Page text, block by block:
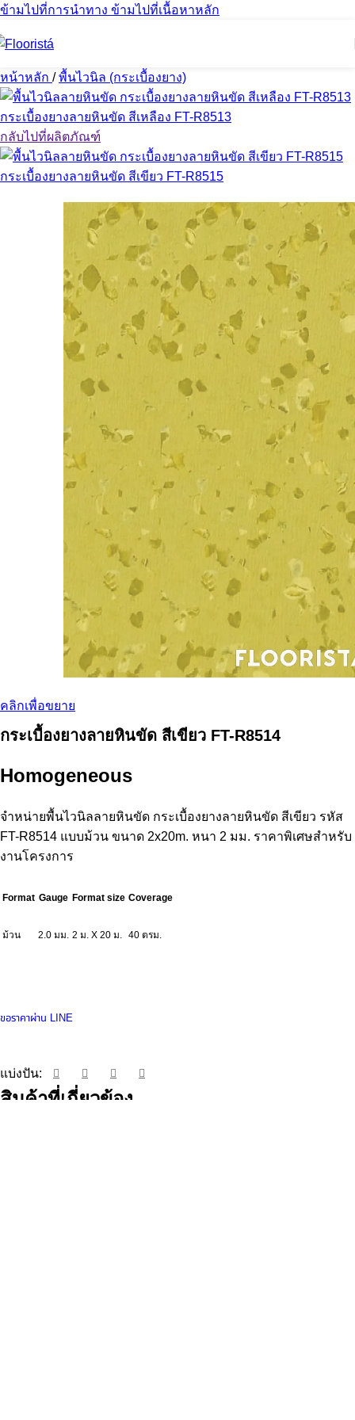
ข้ามไปที่การนำทาง ข้ามไปที่เนื้อหาหลัก
หน้าหลัก / พื้นไวนิล (กระเบื้องยาง)
กระเบื้องยางลายหินขัด สีเหลือง FT-R8513
กลับไปที่ผลิตภัณฑ์
กระเบื้องยางลายหินขัด สีเขียว FT-R8515
คลิกเพื่อขยาย
กระเบื้องยางลายหินขัด สีเขียว FT-R8514
Homogeneous
จำหน่ายพื้นไวนิลลายหินขัด กระเบื้องยางลายหินขัด สีเขียว รหัส
FT-R8514 แบบม้วน ขนาด 2x20m. หนา 2 มม. ราคาพิเศษสำหรับ
งานโครงการ
Format Gauge Format size Coverage
ม้วน 2.0 มม. 2 ม. X 20 ม. 40 ตรม.
ขอราคาผ่าน LINE
แบ่งปัน:
สินค้าที่เกี่ยวข้อง